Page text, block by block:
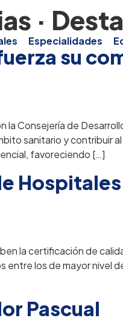
Especialidades
·
su
Consejería de
sanitario y
favoreciendo […]
la certificación de
entre los de mayor
Pascual